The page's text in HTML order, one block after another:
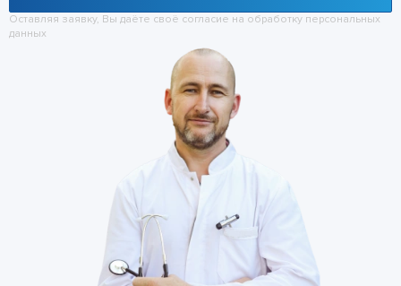
Оставляя заявку, Вы даёте своё согласие на обработку персональных
данных